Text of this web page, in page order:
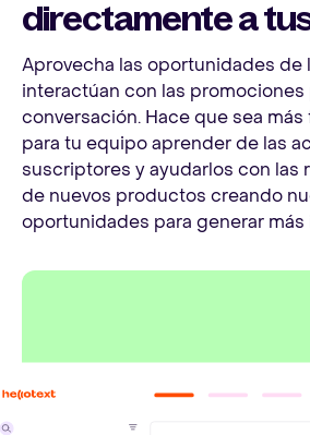
directamente a
Aprovecha las oportunidades de
interactúan con las promociones
conversación. Hace que sea
para tu equipo aprender de las
suscriptores y ayudarlos con las
de nuevos productos creando
oportunidades para generar más